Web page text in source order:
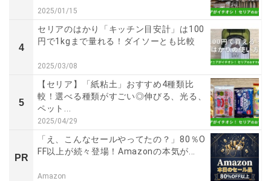
2025/01/15
4
セリアのはかり「キッチン目安計」は100
円で1kgまで量れる！ダイソーとも比較
2025/03/08
5
【セリア】「紙粘土」おすすめ4種類比
較！選べる種類がすごい◎伸びる、光る、
ペット...
2025/04/29
PR
「え、こんなセールやってたの？」80％O
FF以上が続々登場！Amazonの本気が...
Amazon